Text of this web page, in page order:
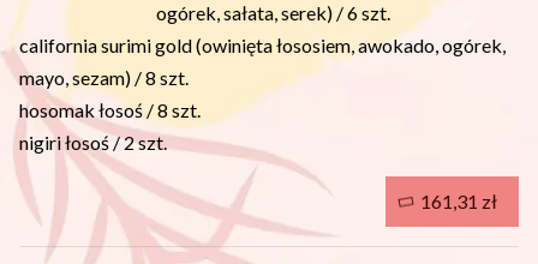
ogórek, sałata, serek) / 6 szt.
california surimi gold (owinięta łososiem, awokado, ogórek,
mayo, sezam) / 8 szt.
hosomak łosoś / 8 szt.
nigiri łosoś / 2 szt.